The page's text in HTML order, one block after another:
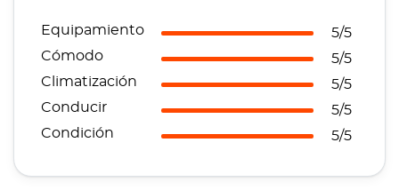
Equipamiento
5/5
Cómodo
5/5
Climatización
5/5
Conducir
5/5
Condición
5/5